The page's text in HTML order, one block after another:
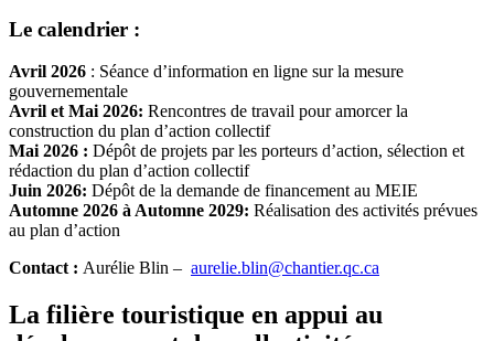
Le calendrier :
Avril 2026 : Séance d’information en ligne sur la mesure
gouvernementale
Avril et Mai 2026: Rencontres de travail pour amorcer la
construction du plan d’action collectif
Mai 2026 : Dépôt de projets par les porteurs d’action, sélection et
rédaction du plan d’action collectif
Juin 2026: Dépôt de la demande de financement au MEIE
Automne 2026 à Automne 2029: Réalisation des activités prévues
au plan d’action
Contact : Aurélie Blin – aurelie.blin@chantier.qc.ca
La filière touristique en appui au